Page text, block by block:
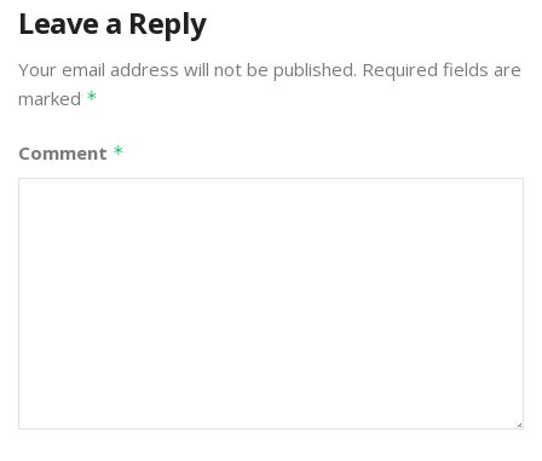
Leave a Reply
Your email address will not be published. Required fields are
marked *
Comment *